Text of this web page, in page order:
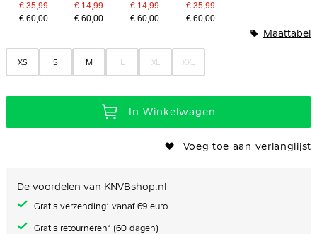
€ 35,99
€ 60,00
€ 14,99
€ 60,00
€ 14,99
€ 60,00
€ 35,99
€ 60,00
XS S M L XL XXL
Maattabel
In Winkelwagen
Voeg toe aan verlanglijst
De voordelen van KNVBshop.nl
Gratis verzending* vanaf 69 euro
Gratis retourneren* (60 dagen)